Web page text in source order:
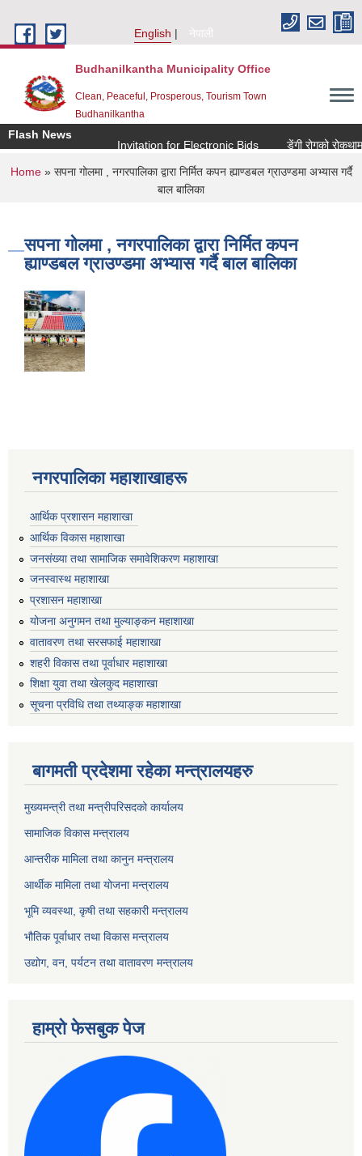
English
नेपाली
Budhanilkantha Municipality Office
Clean, Peaceful, Prosperous, Tourism Town
Budhanilkantha
Flash News
Invitation for Electronic Bids
डेंगी रोगको
You are here
Home» सपना गोलमा , नगरपालिका द्वारा निर्मित कपन ह्याण्डबल ग्राउण्डमा अभ्यास गर्दै
बाल बालिका
सपना गोलमा , नगरपालिका द्वारा निर्मित कपन
ह्याण्डबल ग्राउण्डमा अभ्यास गर्दै बाल बालिका
नगरपालिका महाशाखाहरू
आर्थिक प्रशासन महाशाखा
आर्थिक विकास महाशाखा
जनसंख्या तथा सामाजिक समावेशिकरण महाशाखा
जनस्वास्थ महाशाखा
प्रशासन महाशाखा
योजना अनुगमन तथा मुल्याङ्कन महाशाखा
वातावरण तथा सरसफाई महाशाखा
शहरी विकास तथा पूर्वाधार महाशाखा
शिक्षा युवा तथा खेलकुद महाशाखा
सूचना प्रविधि तथा तथ्याङ्क महाशाखा
बागमती प्रदेशमा रहेका मन्त्रालयहरु
मुख्यमन्त्री तथा मन्त्रीपरिसदको कार्यालय
सामाजिक विकास मन्त्रालय
आन्तरीक मामिला तथा कानुन मन्त्रालय
आर्थीक मामिला तथा योजना मन्त्रालय
भूमि व्यवस्था, कृषी तथा सहकारी मन्त्रालय
भौतिक पूर्वाधार तथा विकास मन्त्रालय
उद्योग, वन, पर्यटन तथा वातावरण मन्त्रालय
हाम्रो फेसबुक पेज